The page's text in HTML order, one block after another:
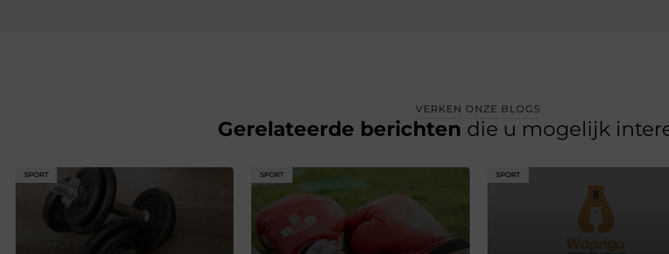
VERKEN ONZE BLOGS
Gerelateerde berichten die u mogelijk
SPORT SPORT SPORT